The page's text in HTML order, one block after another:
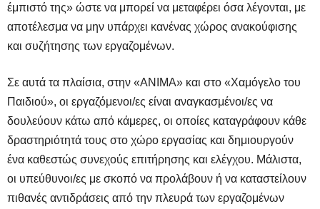
έμπιστό της» ώστε να μπορεί να μεταφέρει όσα λέγονται, με
αποτέλεσμα να μην υπάρχει κανένας χώρος ανακούφισης
και συζήτησης των εργαζομένων.
Σε αυτά τα πλαίσια, στην «ΑΝΙΜΑ» και στο «Χαμόγελο του
Παιδιού», οι εργαζόμενοι/ες είναι αναγκασμένοι/ες να
δουλεύουν κάτω από κάμερες, οι οποίες καταγράφουν κάθε
δραστηριότητά τους στο χώρο εργασίας και δημιουργούν
ένα καθεστώς συνεχούς επιτήρησης και ελέγχου. Μάλιστα,
οι υπεύθυνοι/ες με σκοπό να προλάβουν ή να καταστείλουν
πιθανές αντιδράσεις από την πλευρά των εργαζομένων